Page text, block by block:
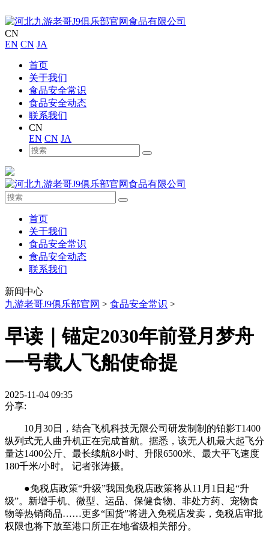
CN
EN CN JA
首页
关于我们
食品安全常识
食品安全动态
联系我们
CN
EN CN JA
首页
关于我们
食品安全常识
食品安全动态
联系我们
新闻中心
九游老哥J9俱乐部官网 > 食品安全常识 >
早读｜锚定2030年前登月梦舟
一号载人飞船使命提
2025-11-04 09:35
分享:
10月30日，结合飞机科技无限公司研发制制的铂影T1400
纵列式无人曲升机正在完成首航。据悉，该无人机最大起飞分
量达1400公斤、最长续航8小时、升限6500米、最大平飞速度
180千米/小时。 记者张涛摄。
●免税店政策“升级”我国免税店政策将从11月1日起“升
级”。新增手机、微型、运品、保健食物、非处方药、宠物食
物等热销商品……更多“国货”将进入免税店发卖，免税店审批
权限也将下放至港口所正在地省级相关部分。